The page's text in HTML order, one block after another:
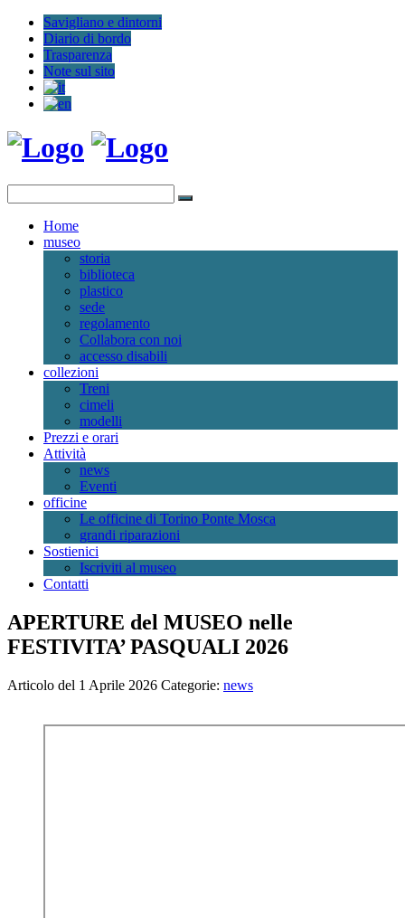
Savigliano e dintorni
Diario di bordo
Trasparenza
Note sul sito
Home
museo
storia
biblioteca
plastico
sede
regolamento
Collabora con noi
accesso disabili
collezioni
Treni
cimeli
modelli
Prezzi e orari
Attività
news
Eventi
officine
Le officine di Torino Ponte Mosca
grandi riparazioni
Sostienici
Iscriviti al museo
Contatti
APERTURE del MUSEO nelle
FESTIVITA’ PASQUALI 2026
Articolo del 1 Aprile 2026 Categorie: news